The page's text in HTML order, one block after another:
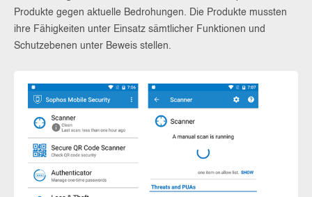
Produkte gegen aktuelle Bedrohungen. Die Produkte mussten
ihre Fähigkeiten unter Einsatz sämtlicher Funktionen und
Schutzebenen unter Beweis stellen.